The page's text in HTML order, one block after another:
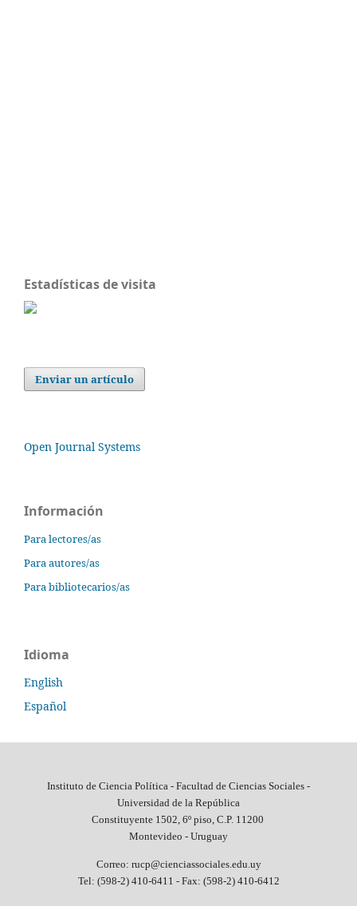
Estadísticas de visita
Enviar un artículo
Open Journal Systems
Información
Para lectores/as
Para autores/as
Para bibliotecarios/as
Idioma
English
Español
Instituto de Ciencia Política - Facultad de Ciencias Sociales -
Universidad de la República
Constituyente 1502, 6º piso, C.P. 11200
Montevideo - Uruguay
Correo: rucp@cienciassociales.edu.uy
Tel: (598-2) 410-6411 - Fax: (598-2) 410-6412